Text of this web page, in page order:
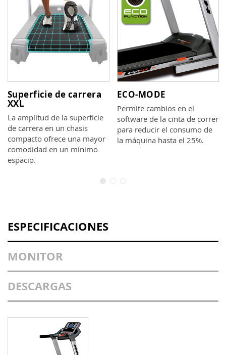
Superficie de carrera
XXL
La amplitud de la superficie
de carrera en un chasis
compacto ofrece una mayor
comodidad en un mínimo
espacio.
ECO-MODE
Permite cambios en el
software de la cinta de correr
para reducir el consumo de
la máquina hasta el 25%.
ESPECIFICACIONES
MONITOR
DESCARGAS